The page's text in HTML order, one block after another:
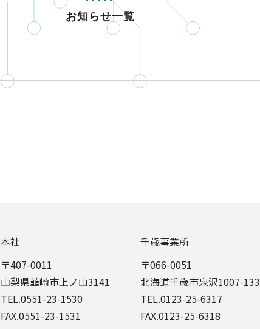
お知らせ一覧
本社
〒407-0011
山梨県韮崎市上ノ山3141
TEL.0551-23-1530
FAX.0551-23-1531
千歳事業所
〒066-0051
北海道千歳市泉沢1007-133
TEL.0123-25-6317
FAX.0123-25-6318